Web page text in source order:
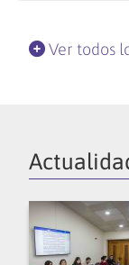
Ver todos